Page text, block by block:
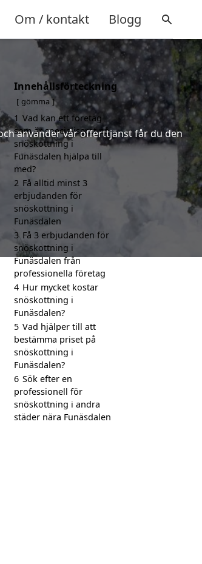
Om / kontakt Blogg
använder vår offerttjänst får du den
Innehållsförteckning
gömma
1 Vad kan ett företag
som är specialiserat på
snöskottning i
Funäsdalen hjälpa till
med?
2 Få alltid minst 3
erbjudanden för
snöskottning i
Funäsdalen
3 Få 3 erbjudanden för
snöskottning i
Funäsdalen från
professionella företag
4 Hur mycket kostar
snöskottning i
Funäsdalen?
5 Vad hjälper till att
bestämma priset på
snöskottning i
Funäsdalen?
6 Sök efter en
professionell för
snöskottning i andra
städer nära Funäsdalen